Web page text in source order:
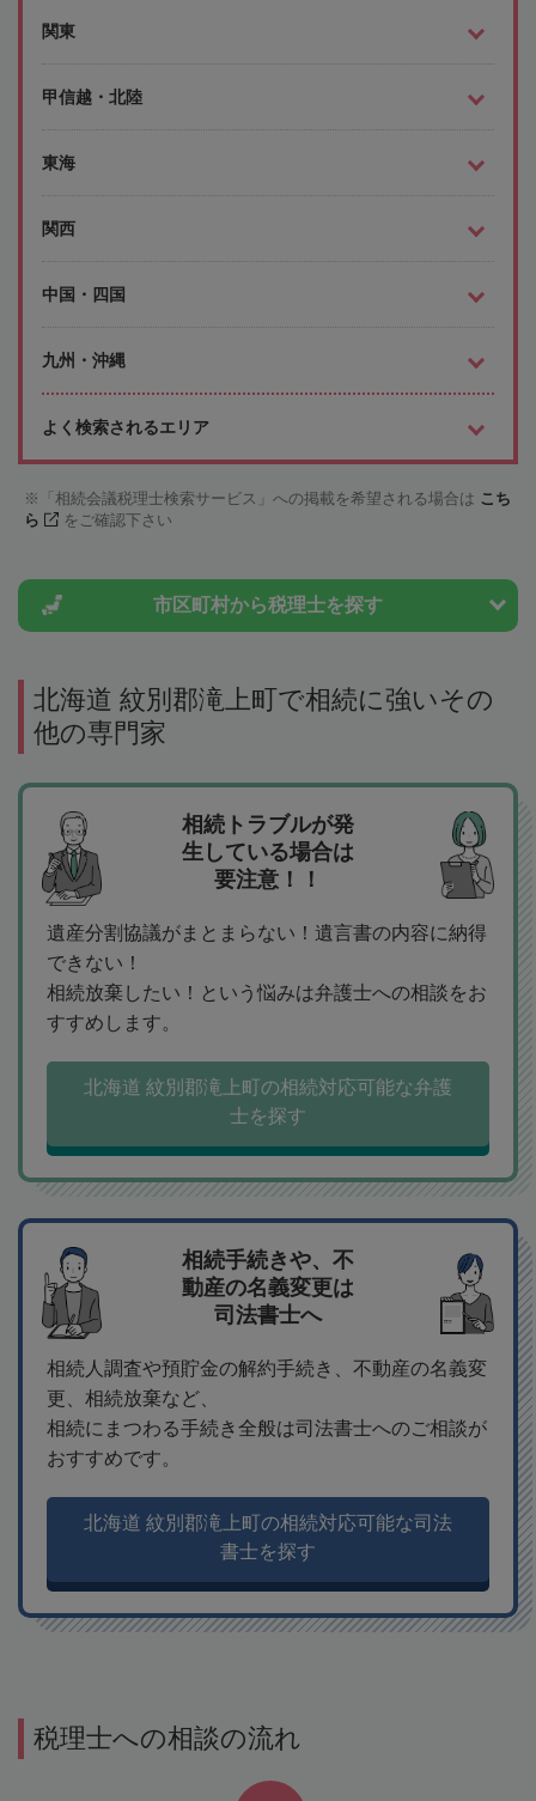
関東
甲信越・北陸
東海
関西
中国・四国
九州・沖縄
よく検索されるエリア
「相続会議税理士検索サービス」への掲載を希望される場合は こち
ら
をご確認下さい
市区町村から税理士を探す
北海道 紋別郡滝上町で相続に強いその
他の専門家
相続トラブルが発
生している場合は
要注意！！
遺産分割協議がまとまらない！遺言書の内容に納得
できない！
相続放棄したい！という悩みは弁護士への相談をお
すすめします。
北海道 紋別郡滝上町の相続対応可能な弁護
士を探す
相続手続きや、不
動産の名義変更は
司法書士へ
相続人調査や預貯金の解約手続き、不動産の名義変
更、相続放棄など、
相続にまつわる手続き全般は司法書士へのご相談が
おすすめです。
北海道 紋別郡滝上町の相続対応可能な司法
書士を探す
税理士への相談の流れ